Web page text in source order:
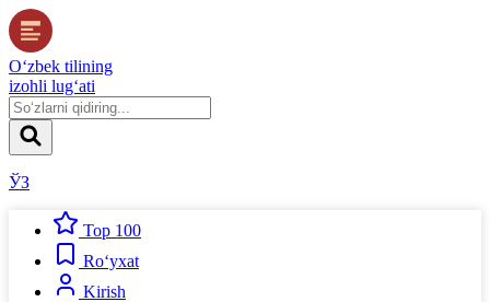
O‘zbek tilining
izohli lug‘ati
ЎЗ
Top 100
Ro‘yxat
Kirish